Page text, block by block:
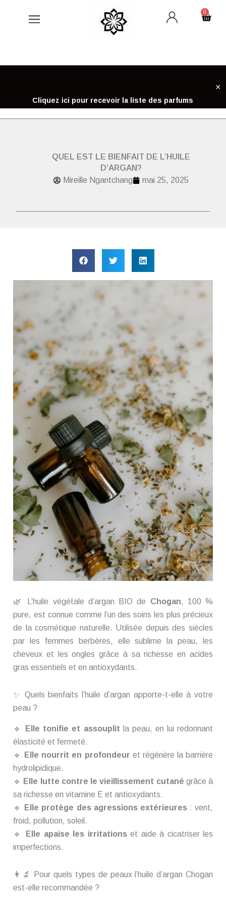
0
Cart
Cliquez ici pour recevoir la liste des parfums
×
QUEL EST LE BIENFAIT DE L’HUILE
D’ARGAN?
Mireille Ngantchang
mai 25, 2025
🌿 L’huile végétale d’argan BIO de Chogan, 100 %
pure, est connue comme l’un des soins les plus précieux
de la cosmétique naturelle. Utilisée depuis des siècles
par les femmes berbères, elle sublime la peau, les
cheveux et les ongles grâce à sa richesse en acides
gras essentiels et en antioxydants.
✨ Quels bienfaits l’huile d’argan apporte-t-elle à votre
peau ?
🔹 Elle tonifie et assouplit la peau, en lui redonnant
élasticité et fermeté.
🔹
Elle nourrit en profondeur et régénère la barrière
hydrolipidique.
🔹
Elle lutte contre le vieillissement cutané grâce à
sa richesse en vitamine E et antioxydants.
🔹
Elle protège des agressions extérieures: vent,
froid, pollution, soleil.
🔹
Elle apaise les irritationset aide à cicatriser les
imperfections.
👩🔬 Pour quels types de peaux l’huile d’argan Chogan
est-elle recommandée ?